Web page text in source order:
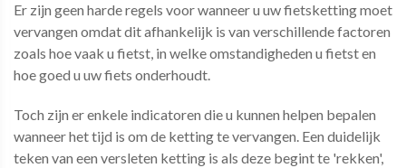
Er zijn geen harde regels voor wanneer u uw fietsketting moet
vervangen omdat dit afhankelijk is van verschillende factoren
zoals hoe vaak u fietst, in welke omstandigheden u fietst en
hoe goed u uw fiets onderhoudt.
Toch zijn er enkele indicatoren die u kunnen helpen bepalen
wanneer het tijd is om de ketting te vervangen. Een duidelijk
teken van een versleten ketting is als deze begint te 'rekken',